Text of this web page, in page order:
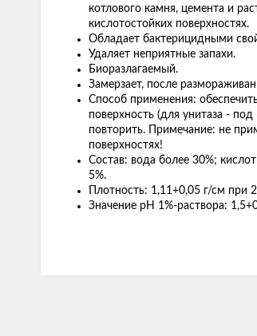
котлового камня, цемента и
кислотостойких поверхностях.
Обладает бактерицидными
Удаляет неприятные запахи.
Биоразлагаемый.
Замерзает, после
Способ применения:
поверхность (для унитаза -
повторить. Примечание: не
поверхностях!
Состав: вода более 30%;
5%.
Плотность: 1,11+0,05 г/см при
Значение pH 1%-раствора: